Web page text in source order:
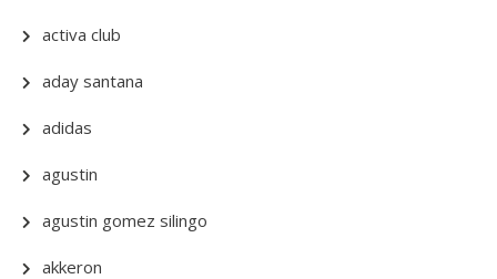
activa club
aday santana
adidas
agustin
agustin gomez silingo
akkeron